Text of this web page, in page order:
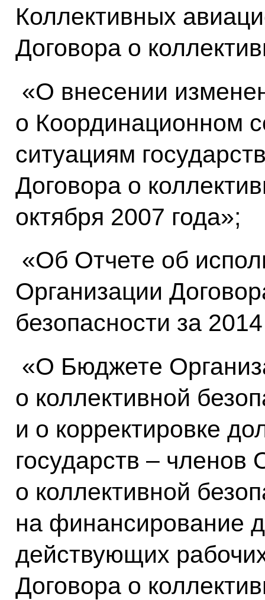
Коллективных
Договора о
«О внесении
о Координационном
ситуациям
Договора о
октября 2007 года»;
«Об Отчете об
Организации
безопасности за
«О Бюджете
о коллективной
и о корректировке
государств – членов
о коллективной
на финансирование
действующих
Договора о